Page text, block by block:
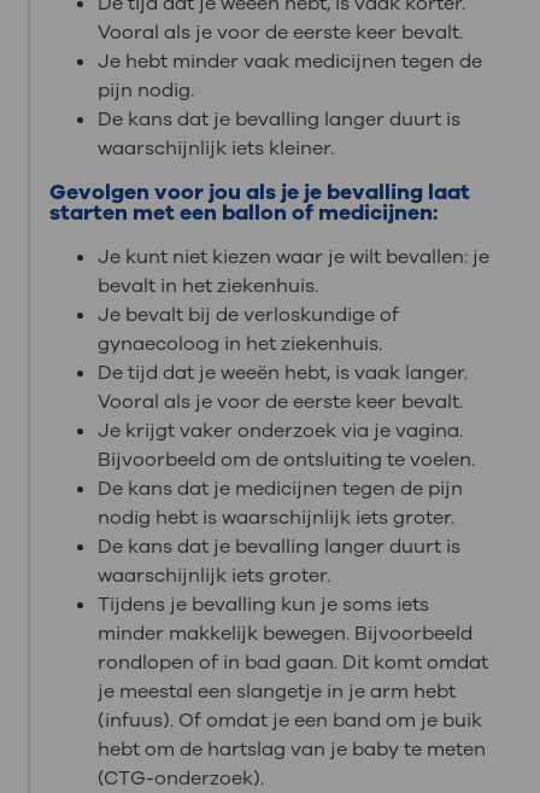
Vooral als je voor de eerste keer bevalt.
Je hebt minder vaak medicijnen tegen de
pijn nodig.
De kans dat je bevalling langer duurt is
waarschijnlijk iets kleiner.
Gevolgen voor jou als je je bevalling laat
starten met een ballon of medicijnen:
Je kunt niet kiezen waar je wilt bevallen: je
bevalt in het ziekenhuis.
Je bevalt bij de verloskundige of
gynaecoloog in het ziekenhuis.
De tijd dat je weeën hebt, is vaak langer.
Vooral als je voor de eerste keer bevalt.
Je krijgt vaker onderzoek via je vagina.
Bijvoorbeeld om de ontsluiting te voelen.
De kans dat je medicijnen tegen de pijn
nodig hebt is waarschijnlijk iets groter.
De kans dat je bevalling langer duurt is
waarschijnlijk iets groter.
Tijdens je bevalling kun je soms iets
minder makkelijk bewegen. Bijvoorbeeld
rondlopen of in bad gaan. Dit komt omdat
je meestal een slangetje in je arm hebt
(infuus). Of omdat je een band om je buik
hebt om de hartslag van je baby te meten
(CTG-onderzoek).